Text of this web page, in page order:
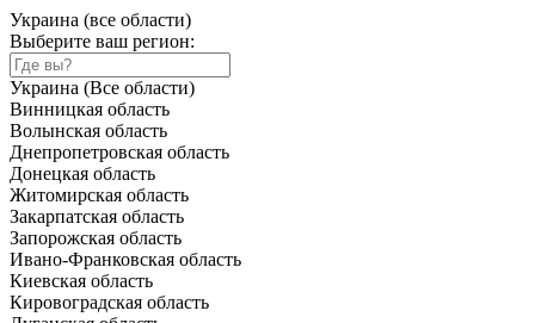
Украина (все области)
Выберите ваш регион:
Украина (Все области)
Винницкая область
Волынская область
Днепропетровская область
Донецкая область
Житомирская область
Закарпатская область
Запорожская область
Ивано-Франковская область
Киевская область
Кировоградская область